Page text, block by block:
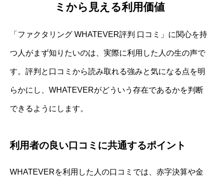
ミから見える利用価値
「ファクタリング WHATEVER評判 口コミ」に関心を持
つ人がまず知りたいのは、実際に利用した人の生の声で
す。評判と口コミから読み取れる強みと気になる点を明
らかにし、WHATEVERがどういう存在であるかを判断
できるようにします。
利用者の良い口コミに共通するポイント
WHATEVERを利用した人の口コミでは、赤字決算や金